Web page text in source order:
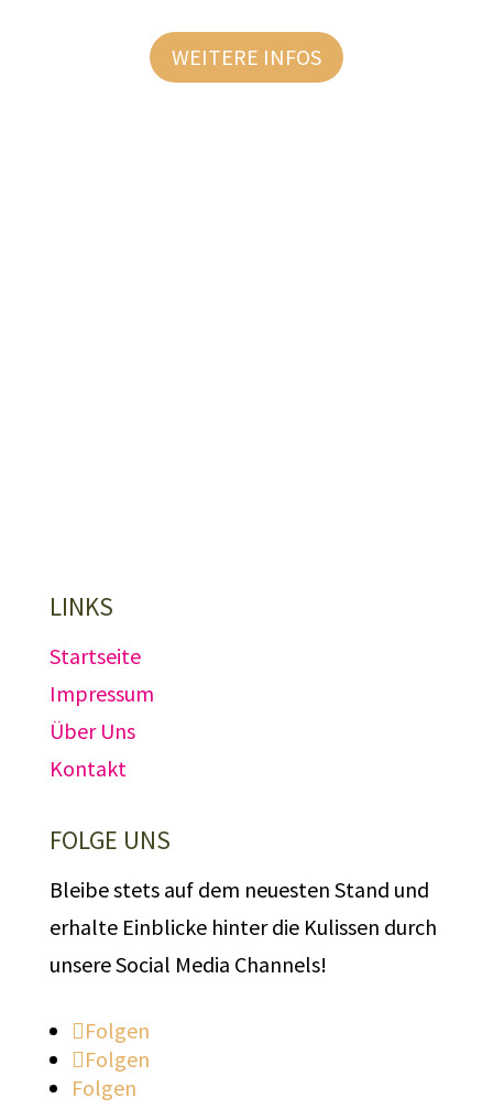
WEITERE INFOS
LINKS
Startseite
Impressum
Über Uns
Kontakt
FOLGE UNS
Bleibe stets auf dem neuesten Stand und
erhalte Einblicke hinter die Kulissen durch
unsere Social Media Channels!
Folgen
Folgen
Folgen